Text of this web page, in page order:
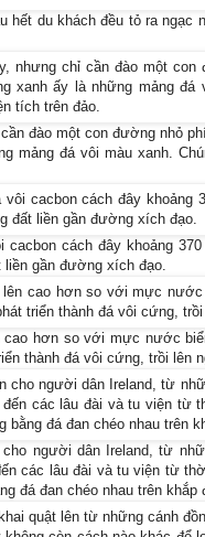
du khách đều tỏ ra ngạc
đào một con đường nhỏ
mảng đá vôi màu xanh.
cách đây khoảng
liền gần đường xích đạo.
cao hơn so với mực nước
thành đá vôi cứng, trồi lên
người dân Ireland, từ
các lâu đài và tu viện từ
đá đan chéo nhau trên khắp